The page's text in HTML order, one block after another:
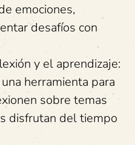
emociones,
desafíos con
y el aprendizaje:
herramienta para
sobre temas
disfrutan del tiempo